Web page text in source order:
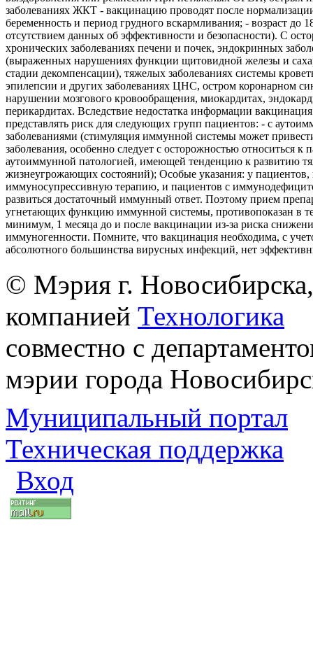
заболеваниях ЖКТ - вакцинацию проводят после
беременность и период грудного вскармливания; - возраст до
отсутствием данных об эффективности и безопасности). С
хронических заболеваниях печени и почек, эндокринных
(выраженных нарушениях функции щитовидной железы и
стадии декомпенсации), тяжелых заболеваниях системы
эпилепсии и других заболеваниях ЦНС, остром коронарном
нарушении мозгового кровообращения, миокардитах,
перикардитах. Вследствие недостатка информации
представлять риск для следующих групп пациентов: - с
заболеваниями (стимуляция иммунной системы может
заболевания, особенно следует с осторожностью относиться к
аутоиммунной патологией, имеющей тенденцию к развитию
жизнеугрожающих состояний); Особые указания: у
иммуносупрессивную терапию, и пациентов с
развиться достаточный иммунный ответ. Поэтому прием
угнетающих функцию иммунной системы, противопоказан в
минимум, 1 месяца до и после вакцинации из-за риска
иммуногенности. Помните, что вакцинация необходима, с
абсолютного большинства вирусных инфекций, нет
© Мэрия г.
компанией Технологика
совместно с
мэрии города
Муниципальный портал
Техническая поддержка
Вход